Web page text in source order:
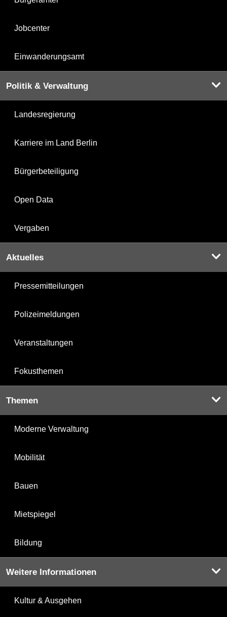
Jobcenter
Einwanderungsamt
Politik & Verwaltung
Landesregierung
Karriere im Land Berlin
Bürgerbeteiligung
Open Data
Vergaben
Aktuelles
Pressemitteilungen
Polizeimeldungen
Veranstaltungen
Fokusthemen
Themen
Moderne Verwaltung
Mobilität
Bauen
Mietspiegel
Bildung
Weitere Informationen
Kultur & Ausgehen